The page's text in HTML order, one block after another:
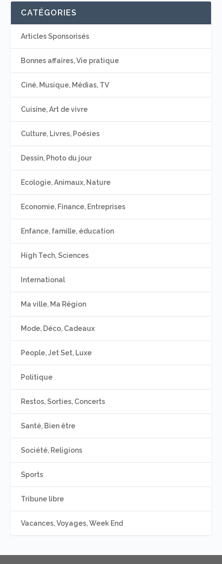
CATÉGORIES
Articles Sponsorisés
Bonnes affaires, Vie pratique
Ciné, Musique, Médias, TV
Cuisine, Art de vivre
Culture, Livres, Poésies
Dessin, Photo du jour
Ecologie, Animaux, Nature
Economie, Finance, Entreprises
Enfance, famille, éducation
High Tech, Sciences
International
Ma ville, Ma Région
Mode, Déco, Cadeaux
People, Jet Set, Luxe
Politique
Restos, Sorties, Concerts
Santé, Bien être
Société, Religions
Sports
Tribune libre
Vacances, Voyages, Week End